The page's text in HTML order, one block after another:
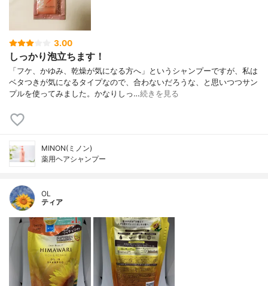
3.00
しっかり泡立ちます！
「フケ、かゆみ、乾燥が気になる方へ」というシャンプーですが、私は
ベタつきが気になるタイプなので、合わないだろうな、と思いつつサン
プルを使ってみました。かなりしっ…続きを見る
MINON(ミノン)
薬用ヘアシャンプー
OL
ティア